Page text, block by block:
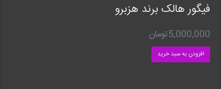
فیگور هالک برند هزبرو
5,000,000تومان
افزودن به سبد خرید